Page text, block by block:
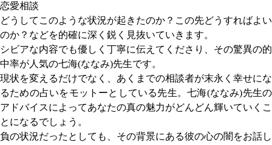
恋愛相談
どうしてこのような状況が起きたのか？この先どうすればよい
のか？などを的確に深く鋭く見抜いていきます。
シビアな内容でも優しく丁寧に伝えてくださり、その驚異の的
中率が人気の七海(ななみ)先生です。
現状を変えるだけでなく、あくまでの相談者が末永く幸せにな
るための占いをモットーとしている先生。七海(ななみ)先生の
アドバイスによってあなたの真の魅力がどんどん輝いていくこ
とになるでしょう。
負の状況だったとしても、その背景にある彼の心の闇をお話し